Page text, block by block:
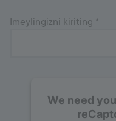
Imeylingizni kiriting *
We need